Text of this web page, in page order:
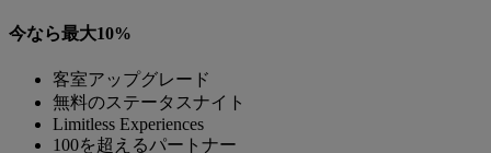
今なら最大10%
客室アップグレード
無料のステータスナイト
Limitless Experiences
100を超えるパートナー